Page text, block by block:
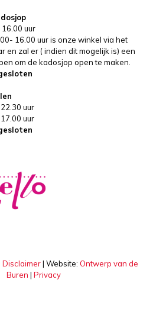
16.00 uur
16.00 uur is onze winkel via het
en zal er ( indien dit mogelijk is) een
om de kadosjop open te maken.
uur
uur
Disclaimer| Website: Ontwerp van de
Buren | Privacy